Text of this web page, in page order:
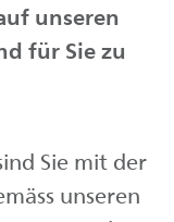
unseren
für Sie zu
Sie mit der
unseren